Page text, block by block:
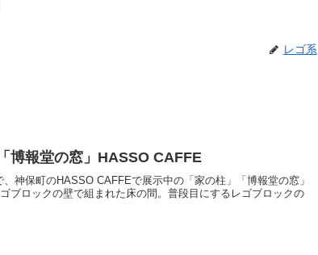
レゴ系
博報堂の窓」HASSO CAFFE
神保町のHASSO CAFFEで展示中の「家の柱」「博報堂の窓」
ブロックの壁で組まれた床の間。普段目にするレゴブロックの